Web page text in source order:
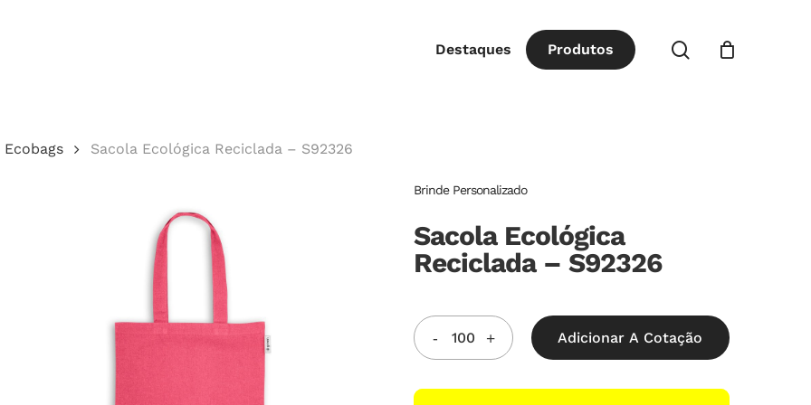
Destaques Produtos procurar
Ecobags Sacola Ecológica Reciclada – S92326
Brinde Personalizado
Sacola Ecológica
Reciclada – S92326
Adicionar A Cotação